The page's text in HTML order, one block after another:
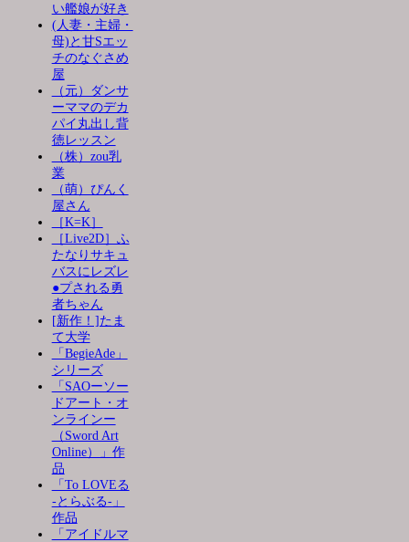
い艦娘が好き
(人妻・主婦・
母)と甘Sエッ
チのなぐさめ
屋
（元）ダンサ
ーママのデカ
パイ丸出し背
徳レッスン
（株）zou乳
業
（萌）ぴんく
屋さん
［K=K］
［Live2D］ふ
たなりサキュ
バスにレズレ
●プされる勇
者ちゃん
[新作！]たま
て大学
「BegieAde」
シリーズ
「SAOーソー
ドアート・オ
ンラインー
（Sword Art
Online）」作
品
「To LOVEる
-とらぶる-」
作品
「アイドルマ